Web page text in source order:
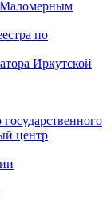
Маломерным
по
Иркутской
центр